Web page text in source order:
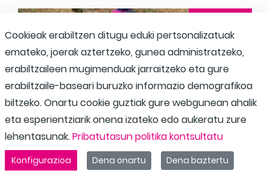
Cookieak erabiltzen ditugu eduki pertsonalizatuak
emateko, joerak aztertzeko, gunea administratzeko,
erabiltzaileen mugimenduak jarraitzeko eta gure
erabiltzaile-baseari buruzko informazio demografikoa
biltzeko. Onartu cookie guztiak gure webgunean ahalik
eta esperientziarik onena izateko edo aukeratu zure
lehentasunak.Pribatutasun politika kontsultatu
Konfigurazioa Dena onartu Dena baztertu